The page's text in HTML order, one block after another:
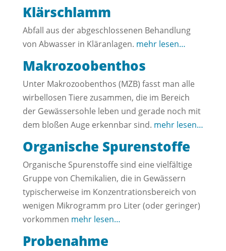
Klärschlamm
Abfall aus der abgeschlossenen Behandlung
von Abwasser in Kläranlagen. mehr lesen…
Makrozoobenthos
Unter Makrozoobenthos (MZB) fasst man alle
wirbellosen Tiere zusammen, die im Bereich
der Gewässersohle leben und gerade noch mit
dem bloßen Auge erkennbar sind. mehr lesen…
Organische Spurenstoffe
Organische Spurenstoffe sind eine vielfältige
Gruppe von Chemikalien, die in Gewässern
typischerweise im Konzentrationsbereich von
wenigen Mikrogramm pro Liter (oder geringer)
vorkommen mehr lesen…
Probenahme